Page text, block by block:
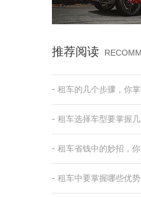
推荐阅读
租车的几个步骤，你
租车选择车型要掌握
租车省钱中的妙招，
租车中要掌握哪些优势